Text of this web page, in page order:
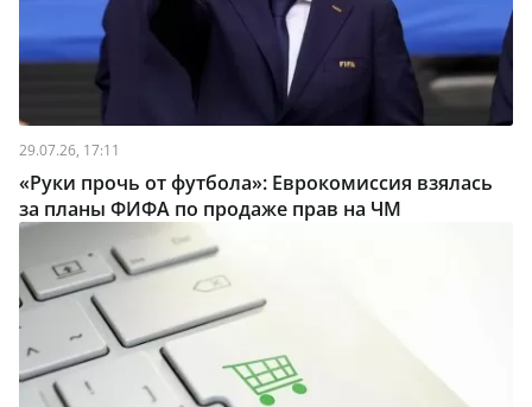
29.07.26, 17:11
«Руки прочь от футбола»: Еврокомиссия взялась
за планы ФИФА по продаже прав на ЧМ